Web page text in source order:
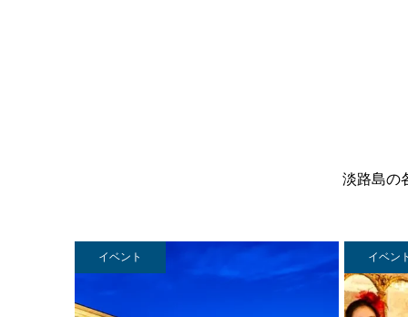
淡路島の
イベント イベン